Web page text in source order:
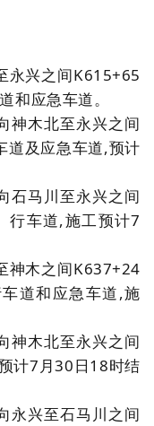
永兴之间K615+65
和应急车道。
神木北至永兴之间
道及应急车道,预计
石马川至永兴之间
行车道,施工预计7
神木之间K637+24
道和应急车道,施
神木北至永兴之间
计7月30日18时结
永兴至石马川之间